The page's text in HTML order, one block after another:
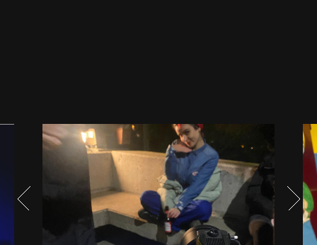
VOLVER A NOTICIAS